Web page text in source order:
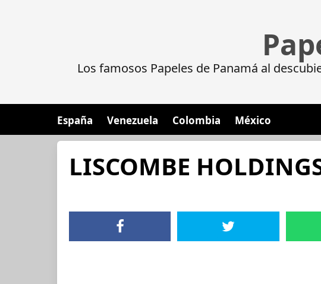
Los famosos Papeles de Panamá al
España Venezuela Colombia México
LISCOMBE